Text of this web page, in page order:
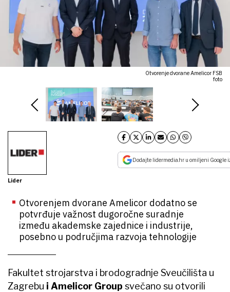
Otvorenje dvorane Amelicor FSB
foto
Lider
Dodajte lidermedia.hr u omiljeni Google
Otvorenjem dvorane Amelicor dodatno se
potvrđuje važnost dugoročne suradnje
između akademske zajednice i industrije,
posebno u područjima razvoja tehnologije
Fakultet strojarstva i brodogradnje Sveučilišta u
Zagrebu i Amelicor Group svečano su otvorili